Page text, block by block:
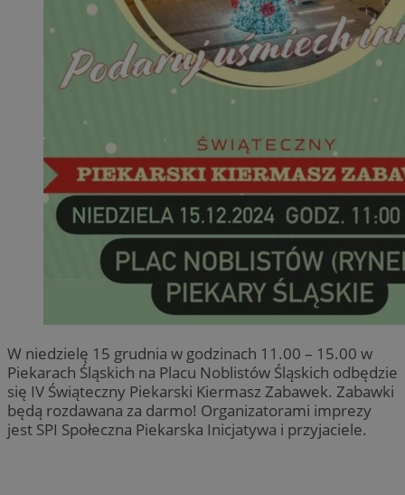
W niedzielę 15 grudnia w godzinach 11.00 – 15.00 w
Piekarach Śląskich na Placu Noblistów Śląskich odbędzie
się IV Świąteczny Piekarski Kiermasz Zabawek. Zabawki
będą rozdawana za darmo! Organizatorami imprezy
jest SPI Społeczna Piekarska Inicjatywa i przyjaciele.